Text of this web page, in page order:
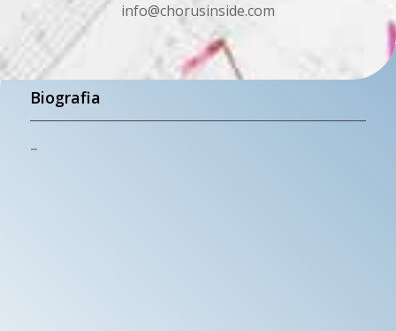
info@chorusinside.com
Biografia
–